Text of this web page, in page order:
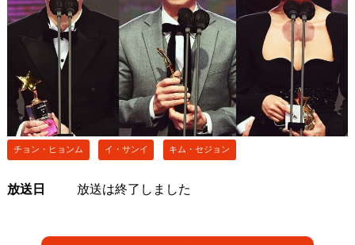
チョン・ヒョンム イ・サンイ キム・セジョン
放送日 放送は終了しました